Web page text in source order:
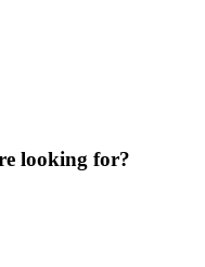
looking for?